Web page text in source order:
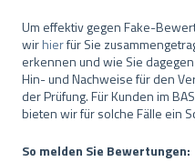
Um effektiv gegen Fake-
wirhierfür Sie
erkennen und wie Sie
Hin- und Nachweise für den
der Prüfung. Für Kunden im
bieten wir für solche Fälle ein
So melden Sie Bewertungen: